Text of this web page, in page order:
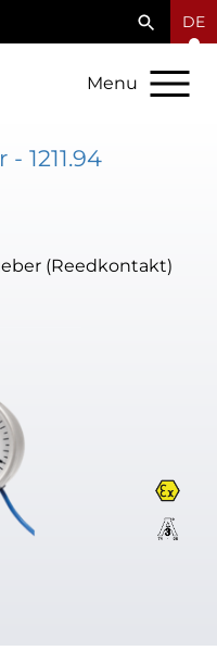
DE
Menu
1211.94
(Reedkontakt)